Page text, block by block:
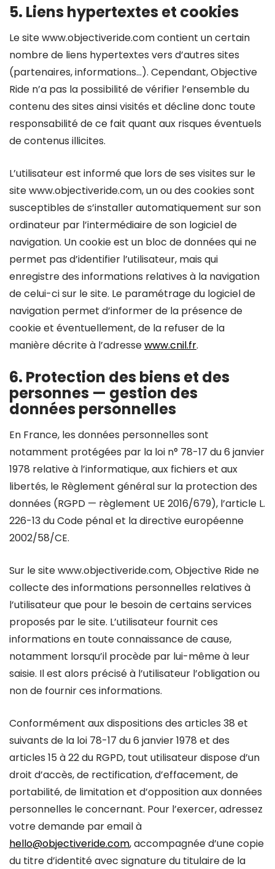
5. Liens hypertextes et cookies
Le site www.objectiveride.com contient un certain
nombre de liens hypertextes vers d’autres sites
(partenaires, informations…). Cependant, Objective
Ride n’a pas la possibilité de vérifier l’ensemble du
contenu des sites ainsi visités et décline donc toute
responsabilité de ce fait quant aux risques éventuels
de contenus illicites.
L’utilisateur est informé que lors de ses visites sur le
site www.objectiveride.com, un ou des cookies sont
susceptibles de s’installer automatiquement sur son
ordinateur par l’intermédiaire de son logiciel de
navigation. Un cookie est un bloc de données qui ne
permet pas d’identifier l’utilisateur, mais qui
enregistre des informations relatives à la navigation
de celui-ci sur le site. Le paramétrage du logiciel de
navigation permet d’informer de la présence de
cookie et éventuellement, de la refuser de la
manière décrite à l’adressewww.cnil.fr.
6. Protection des biens et des
personnes — gestion des
données personnelles
En France, les données personnelles sont
notamment protégées par la loi n° 78-17 du 6 janvier
1978 relative à l’informatique, aux fichiers et aux
libertés, le Règlement général sur la protection des
données (RGPD — règlement UE 2016/679), l’article L.
226-13 du Code pénal et la directive européenne
2002/58/CE.
Sur le site www.objectiveride.com, Objective Ride ne
collecte des informations personnelles relatives à
l’utilisateur que pour le besoin de certains services
proposés par le site. L’utilisateur fournit ces
informations en toute connaissance de cause,
notamment lorsqu’il procède par lui-même à leur
saisie. Il est alors précisé à l’utilisateur l’obligation ou
non de fournir ces informations.
Conformément aux dispositions des articles 38 et
suivants de la loi 78-17 du 6 janvier 1978 et des
articles 15 à 22 du RGPD, tout utilisateur dispose d’un
droit d’accès, de rectification, d’effacement, de
portabilité, de limitation et d’opposition aux données
personnelles le concernant. Pour l’exercer, adressez
votre demande par email à
hello@objectiveride.com, accompagnée d’une copie
du titre d’identité avec signature du titulaire de la